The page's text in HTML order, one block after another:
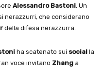
Alessandro Bastoni . Un
nerazzurri, che considerano
della difesa nerazzurra.
ha scatenato sui social la
voce invitano Zhang a